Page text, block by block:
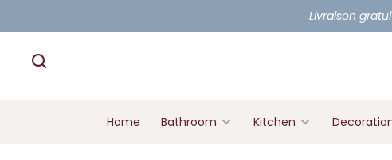
Livraison
Home Bathroom Kitchen